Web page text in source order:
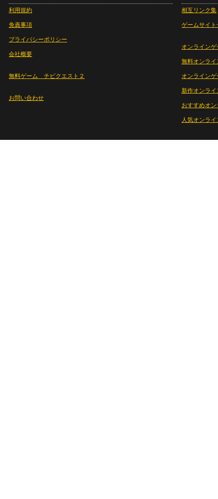
利用規約
免責事項
プライバシーポリシー
会社概要
無料ゲーム チビクエスト２
お問い合わせ
相互リンク集
ゲームサイト
オンラインゲ
無料オンライ
オンライン
新作オンライ
おすすめオ
人気オンラ